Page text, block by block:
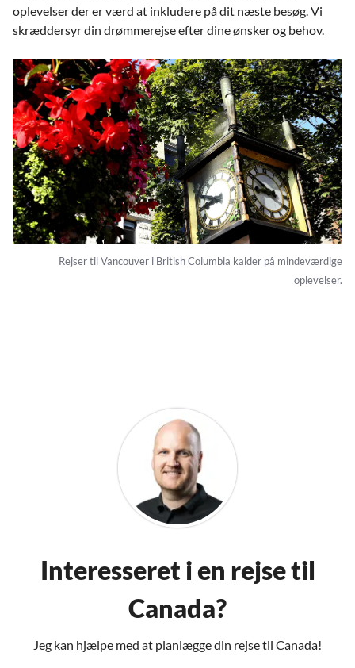
oplevelser der er værd at inkludere på dit næste besøg. Vi
skræddersyr din drømmerejse efter dine ønsker og behov.
Rejser til Vancouver i British Columbia kalder på mindeværdige
oplevelser.
Interesseret i en rejse til
Canada?
Jeg kan hjælpe med at planlægge din rejse til Canada!